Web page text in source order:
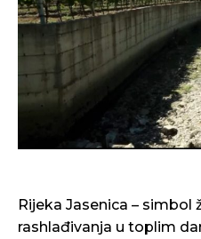
Rijeka Jasenica – simbol
rashlađivanja u toplim